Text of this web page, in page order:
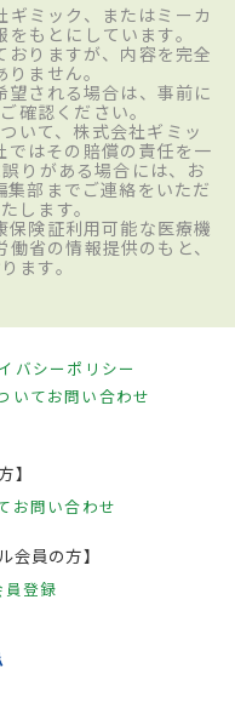
ミック、またはミーカ
もとにしています。
りますが、内容を完全
ません。
される場合は、事前に
確認ください。
いて、株式会社ギミッ
ではその賠償の責任を一
りがある場合には、お
部までご連絡をいただ
します。
険証利用可能な医療機
省の情報提供のもと、
ます。
バシーポリシー
いてお問い合わせ
】
お問い合わせ
会員の方】
員登録